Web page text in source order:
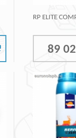
RP ELITE
89